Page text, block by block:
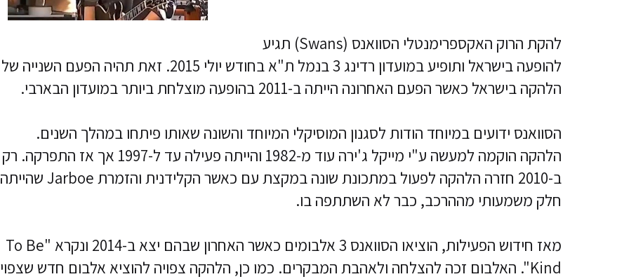
להקת הרוק האקספרימנטלי הסוואנס (Swans) תגיע
להופעה בישראל ותופיע במועדון רדינג 3 בנמל ת"א בחודש יולי 2015. זאת תהיה הפעם השנייה של
הלהקה בישראל כאשר הפעם האחרונה הייתה ב-2011 בהופעה מוצלחת ביותר במועדון הבארבי.
הסוואנס ידועים במיוחד הודות לסגנון המוסיקלי המיוחד והשונה שאותו פיתחו במהלך השנים.
הלהקה הוקמה למעשה ע"י מייקל ג'ירה עוד מ-1982 והייתה פעילה עד ל-1997 אך אז התפרקה. רק
ב-2010 חזרה הלהקה לפעול במתכונת שונה במקצת עם כאשר הקלידנית והזמרת Jarboe שהייתה
חלק משמעותי מההרכב, כבר לא השתתפה בו.
מאז חידוש הפעילות, הוציאו הסוואנס 3 אלבומים כאשר האחרון שבהם יצא ב-2014 ונקרא "To Be
Kind". האלבום זכה להצלחה ולאהבת המבקרים. כמו כן, הלהקה צפויה להוציא אלבום חדש שצפוי